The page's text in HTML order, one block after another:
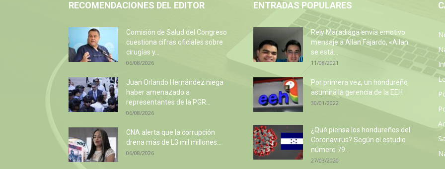
RECOMENDACIONES DEL EDITOR
Comisión de Salud del Congreso
cuestiona cifras oficiales sobre
cirugías y...
06/08/2026
Juan Orlando Hernández niega
haber amenazado a
representantes de la PGR...
06/08/2026
CNA alerta que la corrupción
drena más de L3 mil millones...
06/08/2026
ENTRADAS POPULARES
Rely Maradiaga envía emotivo
mensaje a Allan Fajardo, «Allan
se está...
11/08/2021
Por primera vez, un hondureño
asumirá la gerencia de la EEH
30/01/2022
¿Qué piensa los hondureños del
Coronavirus? Según el estudio
número 79...
27/03/2020